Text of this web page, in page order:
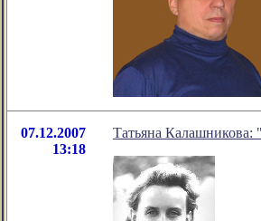
07.12.2007
13:18
Татьяна Калашникова: